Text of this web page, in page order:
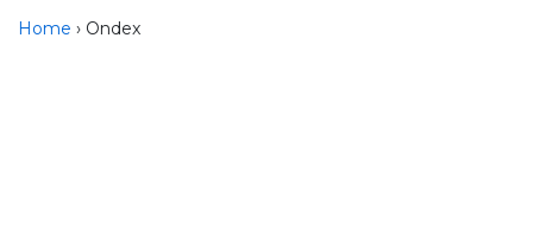
Home › Ondex